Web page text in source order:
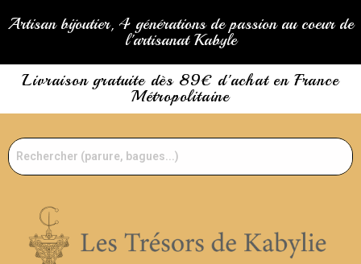
Artisan bijoutier, 4 générations de passion au coeur de
l'artisanat Kabyle
Livraison gratuite dès 89€ d'achat en France
Métropolitaine